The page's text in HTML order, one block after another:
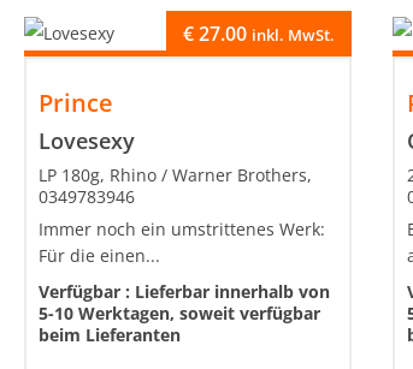
Prince
Lovesexy
€27.00 inkl. MwSt.
LP 180g, Rhino / Warner Brothers,
0349783946
Immer noch ein umstrittenes Werk:
Für die einen...
Verfügbar : Lieferbar innerhalb von
5-10 Werktagen, soweit verfügbar
beim Lieferanten